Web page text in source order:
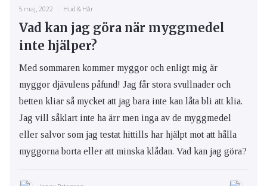
5 maj, 2022 Hud & Hår
Vad kan jag göra när myggmedel
inte hjälper?
Med sommaren kommer myggor och enligt mig är
myggor djävulens påfund! Jag får stora svullnader och
betten kliar så mycket att jag bara inte kan låta bli att klia.
Jag vill såklart inte ha ärr men inga av de myggmedel
eller salvor som jag testat hittills har hjälpt mot att hålla
myggorna borta eller att minska klådan. Vad kan jag göra?